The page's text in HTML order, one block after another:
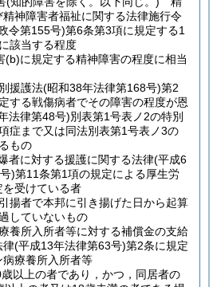
精神障害者福祉に関する法律施行令
令第155号)第6条第3項に規定する1
該当する程度
(b)に規定する精神障害の程度に相当
援護法(昭和38年法律第168号)第2
する戦傷病者でその障害の程度が恩
法律第48号)別表第1号表ノ2の特別
症まで又は同法別表第1号表ノ3の
もの
者に対する援護に関する法律(平成6
)第11条第1項の規定による厚生労
受けている者
揚者で本邦に引き揚げた日から起算
していないもの
養所入所者等に対する補償金の支給
律(平成13年法律第63号)第2条に規定
療養所入所者等
以上の者であり，かつ，同居者の